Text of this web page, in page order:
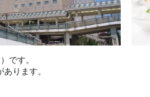
です。
ります。